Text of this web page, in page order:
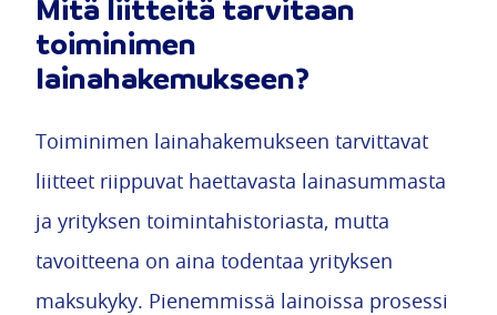
Mitä liitteitä tarvitaan
toiminimen
lainahakemukseen?
Toiminimen lainahakemukseen tarvittavat
liitteet riippuvat haettavasta lainasummasta
ja yrityksen toimintahistoriasta, mutta
tavoitteena on aina todentaa yrityksen
maksukyky. Pienemmissä lainoissa prosessi